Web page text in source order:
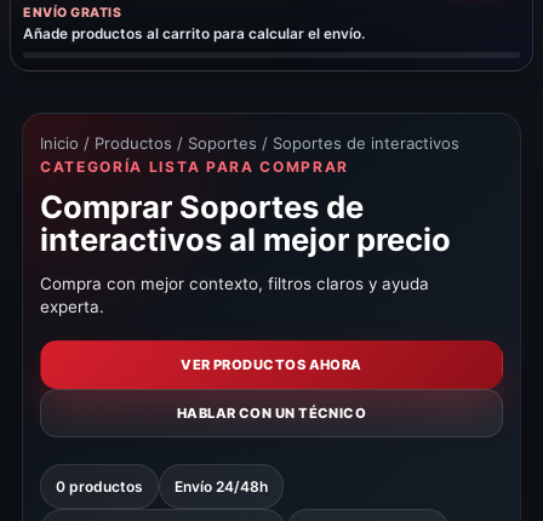
productos
ENVÍO GRATIS
Añade productos al carrito para calcular el envío.
Inicio / Productos / Soportes / Soportes de interactivos
CATEGORÍA LISTA PARA COMPRAR
Comprar Soportes de
interactivos al mejor precio
Compra con mejor contexto, filtros claros y ayuda
experta.
VER PRODUCTOS AHORA
HABLAR CON UN TÉCNICO
0 productos Envío 24/48h